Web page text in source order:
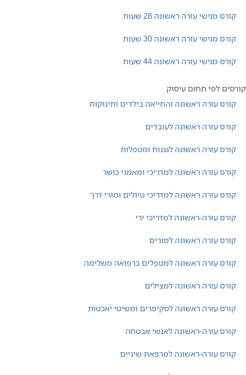
קורס מגישי עזרה ראשונה 28 שעות
קורס מגישי עזרה ראשונה 30 שעות
קורס מגישי עזרה ראשונה 44 שעות
קורסים לפי תחום עיסוק
קורס עזרה ראשונה והחייאה בילדים ותינוקות
קורס עזרה ראשונה לעובדים
קורס עזרה ראשונה לגננות ומטפלות
קורס עזרה ראשונה למדריכי ומאמני כושר
קורס עזרה ראשונה למדריכי טיולים ומורי דרך
קורס עזרה-ראשונה למדריכי ירי
קורס עזרה ראשונה למורים
קורס עזרה ראשונה למטפלים ברפואה משלימה
קורס עזרה ראשונה למצילים
קורס עזרה ראשונה לסקיפרים ומשיטי יאכטות
קורס עזרה-ראשונה לאנשי אבטחה
קורס עזרה-ראשונה למרפאת שיניים